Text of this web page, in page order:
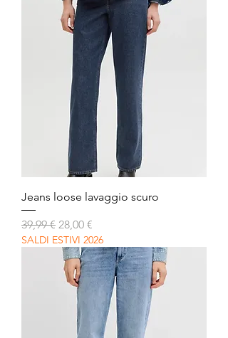
Jeans loose lavaggio scuro
Prezzo regolare
39,99 € Prezzo scontato
28,00 €
SALDI ESTIVI 2026